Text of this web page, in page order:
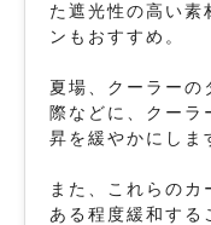
た遮光性の高い素
ンもおすすめ。
夏場、クーラーの
際などに、クーラ
昇を緩やかにしま
また、これらのカ
ある程度緩和する